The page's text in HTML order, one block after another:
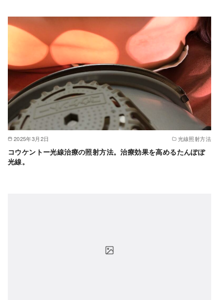
2025年3月2日 光線照射方法
コウケントー光線治療の照射方法。治療効果を高めるたんぽぽ
光線。